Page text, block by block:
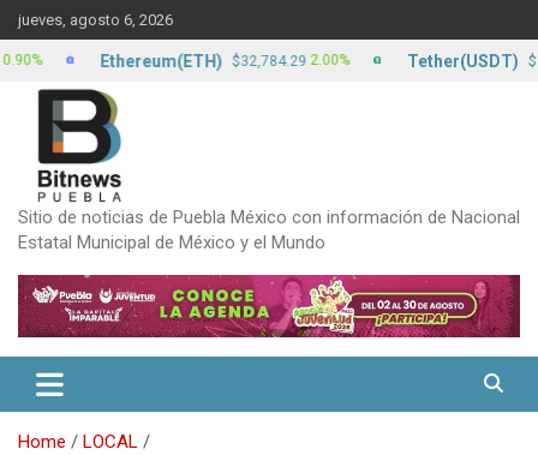
Skip
to
content
jueves, agosto 6, 2026
Sitio de noticias de Puebla México con información de Nacional
Estatal Municipal de México y el Mundo
Home
LOCAL
Ethereum(ETH) $32,784.29 2.00% Tether(USDT) $17.22